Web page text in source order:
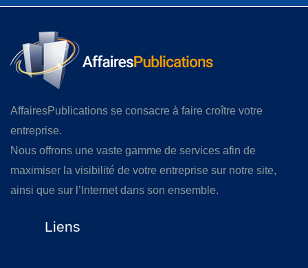
AffairesPublications se consacre à faire croître votre
entreprise.
Nous offrons une vaste gamme de services afin de
maximiser la visibilité de votre entreprise sur notre site,
ainsi que sur l’Internet dans son ensemble.
Liens